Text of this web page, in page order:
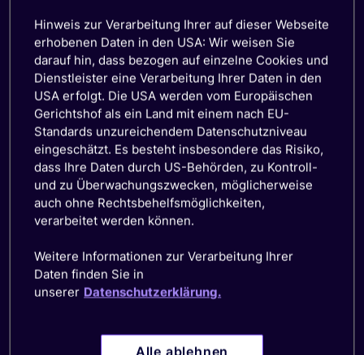
Konnektivität
Entwicklungszeit und -ressourcen
Jeder neu hinzugefügte Netzbetreiber erhöht die
Entwicklungszeit und -ressourcen, die für die Integration
unterschiedlicher Konnektivitätssysteme in Ihr eigenes System
erforderlich sind.
Veraltete Telco-Stacks
Business kompatibel. Er bietet nicht das erwartete
Benutzererlebnis eines modernen Cloud-basierten Dienstes
und macht API-Integrationen mühsam und unrentabel.
Hinweis zur Verarbeitung Ihrer auf dieser Webseite
erhobenen Daten in den USA: Wir weisen Sie
darauf hin, dass bezogen auf einzelne Cookies und
Dienstleister eine Verarbeitung Ihrer Daten in den
USA erfolgt. Die USA werden vom Europäischen
Gerichtshof als ein Land mit einem nach EU-
Standards unzureichendem Datenschutzniveau
eingeschätzt. Es besteht insbesondere das Risiko,
dass Ihre Daten durch US-Behörden, zu Kontroll-
und zu Überwachungszwecken, möglicherweise
auch ohne Rechtsbehelfsmöglichkeiten,
verarbeitet werden können.
Weitere Informationen zur Verarbeitung Ihrer
Daten finden Sie in
unserer Datenschutzerklärung.
Alle ablehnen